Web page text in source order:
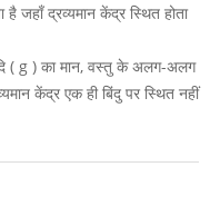
जहाँ द्रव्यमान केंद्र स्थित होता
( g ) का मान, वस्तु के अलग-अलग
केंद्र एक ही बिंदु पर स्थित नहीं